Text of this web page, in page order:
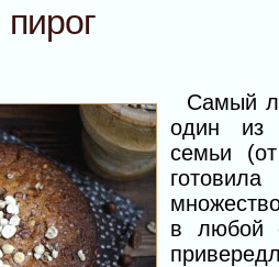
Самый
один из
семьи
в любой